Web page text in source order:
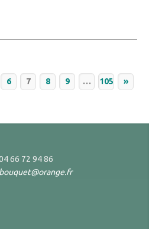
6 7 8 9 … 105 »
66 72 94 86